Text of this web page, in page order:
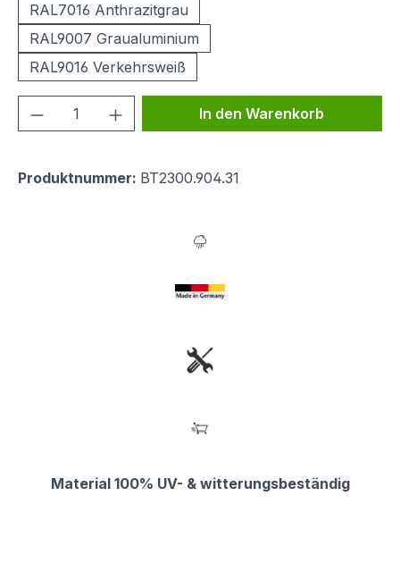
RAL7016 Anthrazitgrau
RAL9007 Graualuminium
RAL9016 Verkehrsweiß
Produkt Anzahl: Gib denIn den Warenkorb
Produktnummer: BT2300.904.31
Material 100% UV- & witterungsbeständig